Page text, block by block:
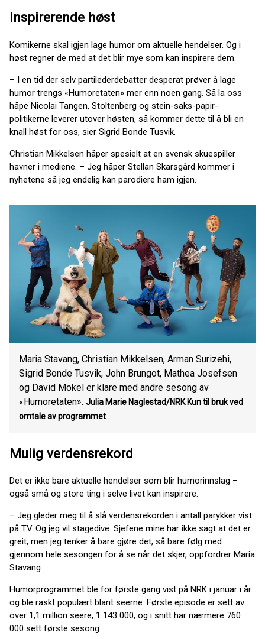
Inspirerende høst
Komikerne skal igjen lage humor om aktuelle hendelser. Og i
høst regner de med at det blir mye som kan inspirere dem.
– I en tid der selv partilederdebatter desperat prøver å lage
humor trengs «Humoretaten» mer enn noen gang. Så la oss
håpe Nicolai Tangen, Stoltenberg og stein-saks-papir-
politikerne leverer utover høsten, så kommer dette til å bli en
knall høst for oss, sier Sigrid Bonde Tusvik.
Christian Mikkelsen håper spesielt at en svensk skuespiller
havner i mediene. – Jeg håper Stellan Skarsgård kommer i
nyhetene så jeg endelig kan parodiere ham igjen.
Maria Stavang, Christian Mikkelsen, Arman Surizehi,
Sigrid Bonde Tusvik, John Brungot, Mathea Josefsen
og David Mokel er klare med andre sesong av
«Humoretaten». Julia Marie Naglestad/NRK Kun til bruk ved
omtale av programmet
Mulig verdensrekord
Det er ikke bare aktuelle hendelser som blir humorinnslag –
også små og store ting i selve livet kan inspirere.
– Jeg gleder meg til å slå verdensrekorden i antall parykker vist
på TV. Og jeg vil stagedive. Sjefene mine har ikke sagt at det er
greit, men jeg tenker å bare gjøre det, så bare følg med
gjennom hele sesongen for å se når det skjer, oppfordrer Maria
Stavang.
Humorprogrammet ble for første gang vist på NRK i januar i år
og ble raskt populært blant seerne. Første episode er sett av
over 1,1 million seere, 1 143 000, og i snitt har nærmere 760
000 sett første sesong.